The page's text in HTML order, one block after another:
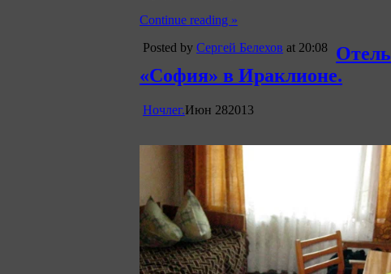
Continue reading »
Posted by Сергей Белехов at 20:08
Отель
«София» в Ираклионе.
Ночлег.Июн 282013